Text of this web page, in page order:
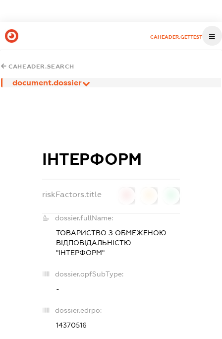
CAHEADER.GETTEST
CAHEADER.SEARCH
document.dossier
ІНТЕРФОРМ
riskFactors.title
dossier.fullName:
ТОВАРИСТВО З ОБМЕЖЕНОЮ
ВІДПОВІДАЛЬНІСТЮ
"ІНТЕРФОРМ"
dossier.opfSubType:
-
dossier.edrpo:
14370516